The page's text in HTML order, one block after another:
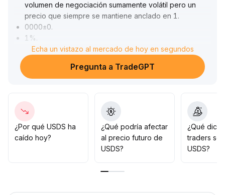
volumen de negociación sumamente volátil pero un
precio que siempre se mantiene anclado en 1 .
0000±0.
1%
A principios de agosto, con la recuperación del apetito
por el riesgo, los flujos de capital se dirigieron hacia
activos de alto riesgo, el volumen de operaciones de
Ante la divergencia de expectativas sobre subidas de
tasas, se recomienda continuar monitoreando los
cambios en la estructura de liquidez global.
Mantener una asignación estratégica de stablecoins
como herramienta principal de liquidez, y a corto plazo
Si la política monetaria gira claramente hacia la
Echa un vistazo al mercado de hoy en segundos
Pregunta a TradeGPT
¿Por qué USDS ha
caído hoy?
¿Qué podría afectar
al precio futuro de
USDS?
¿Qué
traders
USDS?